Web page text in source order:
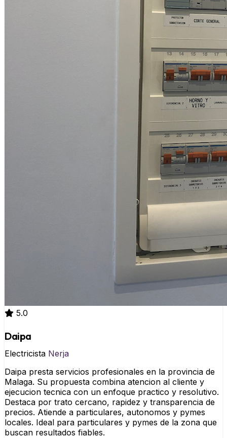
5.0
Daipa
Electricista Nerja
Daipa presta servicios profesionales en la provincia de
Malaga. Su propuesta combina atencion al cliente y
ejecucion tecnica con un enfoque practico y resolutivo.
Destaca por trato cercano, rapidez y transparencia de
precios. Atiende a particulares, autonomos y pymes
locales. Ideal para particulares y pymes de la zona que
buscan resultados fiables.